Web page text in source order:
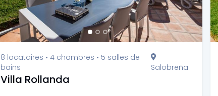
8 locataires • 4 chambres • 5 salles de
bains
Salobreña
Villa Rollanda